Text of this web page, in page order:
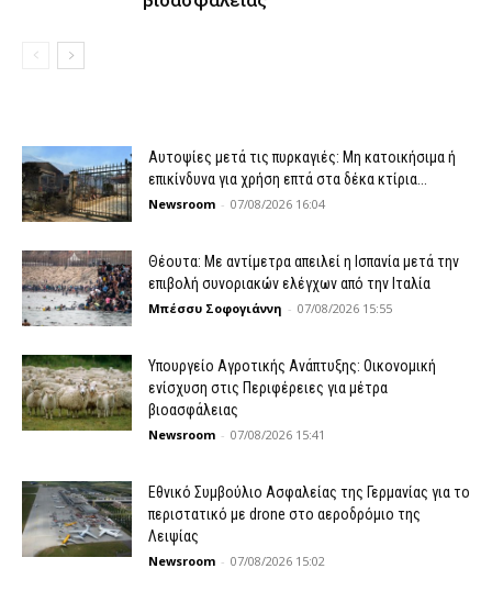
Αυτοψίες μετά τις πυρκαγιές: Μη κατοικήσιμα ή
επικίνδυνα για χρήση επτά στα δέκα κτίρια...
Newsroom - 07/08/2026 16:04
Θέουτα: Με αντίμετρα απειλεί η Ισπανία μετά την
επιβολή συνοριακών ελέγχων από την Ιταλία
Μπέσσυ Σοφογιάννη - 07/08/2026 15:55
Υπουργείο Αγροτικής Ανάπτυξης: Οικονομική
ενίσχυση στις Περιφέρειες για μέτρα
βιοασφάλειας
Newsroom - 07/08/2026 15:41
Εθνικό Συμβούλιο Ασφαλείας της Γερμανίας για το
περιστατικό με drone στο αεροδρόμιο της
Λειψίας
Newsroom - 07/08/2026 15:02